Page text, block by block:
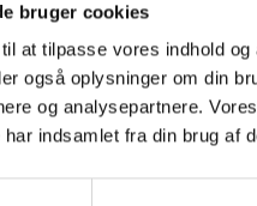
bruger cookies
at tilpasse vores indhold
også oplysninger om din
og analysepartnere.
indsamlet fra din brug af
Alternative varer
Varenummer